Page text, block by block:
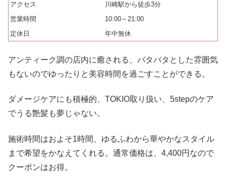
アクセス
川崎駅から徒歩3分
営業時間
10:00～21:00
定休日
年中無休
アンティーク調の店内に癒される、バタバタとした雰囲気
もないのでゆったりと美容時間を過ごすことができる。
ダメージケアにも積極的、TOKIO取り扱い、5stepのケア
でうる艶髪も夢じゃない。
施術時間はおよそ1時間、ゆるふわから華やかなスタイル
まで希望をかなえてくれる。通常価格は、4,400円なので
クーポンはお得。